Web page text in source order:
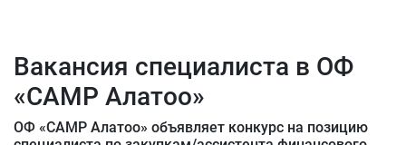
Вакансия специалиста в ОФ
«САМР Алатоо»
ОФ «САМР Алатоо» объявляет конкурс на позицию